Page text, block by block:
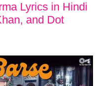
Lyrics in Hindi
and Dot